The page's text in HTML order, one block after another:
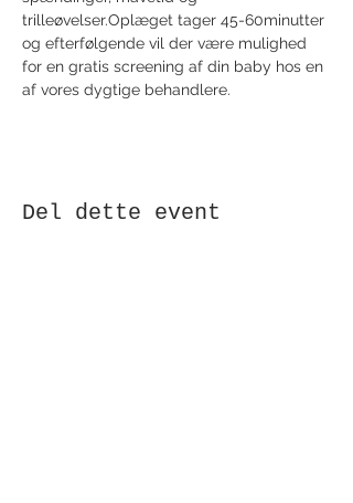
trilleøvelser.Oplæget tager 45-60minutter
og efterfølgende vil der være mulighed
for en gratis screening af din baby hos en
af vores dygtige behandlere.
Del dette event